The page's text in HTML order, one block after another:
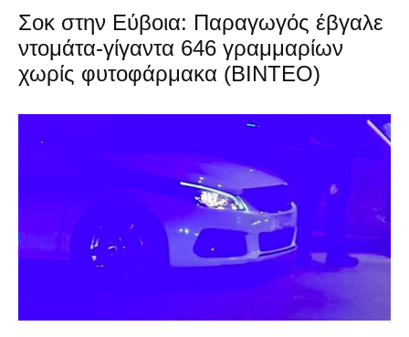
Σοκ στην Εύβοια: Παραγωγός έβγαλε
ντομάτα-γίγαντα 646 γραμμαρίων
χωρίς φυτοφάρμακα (ΒΙΝΤΕΟ)